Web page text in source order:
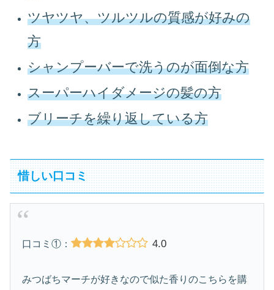
ツヤツヤ、ツルツルの質感が好みの
方
シャンプーバーで洗うのが面倒な方
スーパーハイダメージの髪の方
ブリーチを繰り返している方
惜しい口コミ
口コミ①： 4.0
みつばちマーチが好きなので似た香りのこちらを購